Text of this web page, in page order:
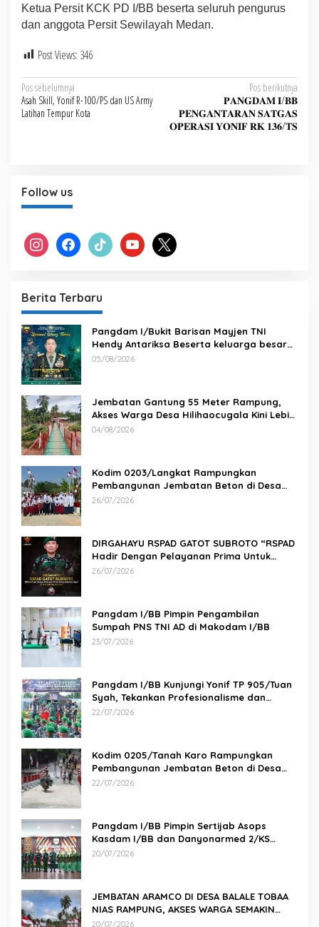
Ketua Persit KCK PD I/BB beserta seluruh pengurus
dan anggota Persit Sewilayah Medan.
Post Views: 346
Navigasi
pos
Pos sebelumnya
Asah Skill, Yonif R-100/PS dan US Army
Latihan Tempur Kota
Pos berikutnya
𝐏𝐀𝐍𝐆𝐃𝐀𝐌 𝐈/𝐁𝐁
𝐏𝐄𝐍𝐆𝐀𝐍𝐓𝐀𝐑𝐀𝐍 𝐒𝐀𝐓𝐆𝐀𝐒
𝐎𝐏𝐄𝐑𝐀𝐒𝐈 𝐘𝐎𝐍𝐈𝐅 𝐑𝐊 𝟏𝟑𝟔/𝐓𝐒
Follow us
instagram facebook tiktok youtube x
Berita Terbaru
Pangdam I/Bukit Barisan Mayjen TNI
Hendy Antariksa Beserta keluarga besar
Kodam I/BB Mengucapkan : Selamat Ulang
05/08/2026
Jembatan Gantung 55 Meter Rampung,
Akses Warga Desa Hilihaocugala Kini Lebih
Aman
04/08/2026
Kodim 0203/Langkat Rampungkan
Pembangunan Jembatan Beton di Desa
Paluh Manis
26/07/2026
DIRGAHAYU RSPAD GATOT SUBROTO “RSPAD
Hadir Dengan Pelayanan Prima Untuk
Indonesia Maju” 26 JULI 1950 – 26 JULI 2026
26/07/2026
Pangdam I/BB Pimpin Pengambilan
Sumpah PNS TNI AD di Makodam I/BB
23/07/2026
Pangdam I/BB Kunjungi Yonif TP 905/Tuan
Syah, Tekankan Profesionalisme dan
Kesiapan Prajurit
22/07/2026
Kodim 0205/Tanah Karo Rampungkan
Pembangunan Jembatan Beton di Desa
Pernantin
22/07/2026
Pangdam I/BB Pimpin Sertijab Asops
Kasdam I/BB dan Danyonarmed 2/KS
serta Tradisi Korps
20/07/2026
JEMBATAN ARAMCO DI DESA BALALE TOBAA
NIAS RAMPUNG, AKSES WARGA SEMAKIN
MUDAH
20/07/2026